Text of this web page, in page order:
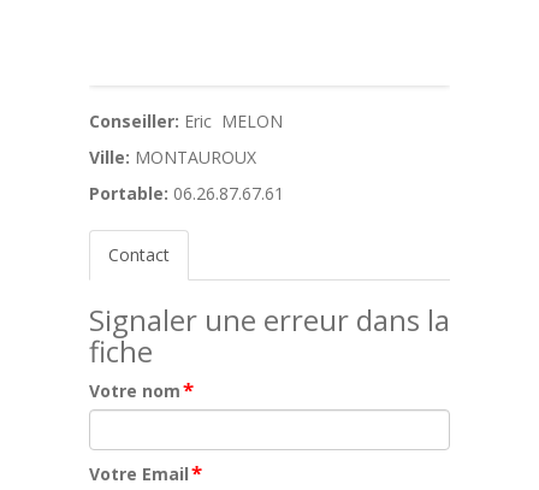
Conseiller: Eric MELON
Ville: MONTAUROUX
Portable: 06.26.87.67.61
Contact
Signaler une erreur dans la
fiche
Votre nom*
Votre Email*